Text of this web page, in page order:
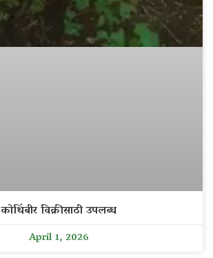
कोथिंबीर विक्रीसाठी उपलब्ध
April 1, 2026